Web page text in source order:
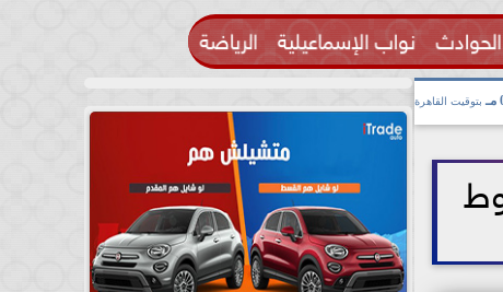
الحوادث نواب الإسماعيلية الرياضة
بتوقيت القاهرة